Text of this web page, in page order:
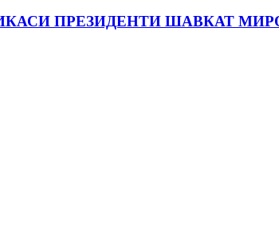
ПРЕЗИДЕНТИ ШАВКАТ